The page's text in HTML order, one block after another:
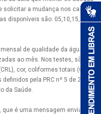
solicitar a mudança nos canais
disponíveis são: 05,10,15, 20,
de qualidade da água,
ao mês. Nos testes, são
cor, coliformes totais (CT),
pela PRC nº 5 de 28 de
da Saúde.
que é uma mensagem enviada